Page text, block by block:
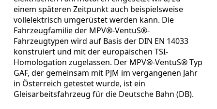
einem späteren Zeitpunkt auch beispielsweise
vollelektrisch umgerüstet werden kann. Die
Fahrzeugfamilie der MPV®-VentuS®-
Fahrzeugtypen wird auf Basis der DIN EN 14033
konstruiert und mit der europäischen TSI-
Homologation zugelassen. Der MPV®-VentuS® Typ
GAF, der gemeinsam mit PJM im vergangenen Jahr
in Österreich getestet wurde, ist ein
Gleisarbeitsfahrzeug für die Deutsche Bahn (DB).